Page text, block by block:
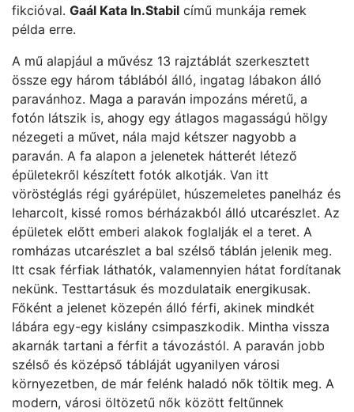
fikcióval. Gaál Kata In.Stabil című munkája remek
példa erre.
A mű alapjául a művész 13 rajztáblát szerkesztett
össze egy három táblából álló, ingatag lábakon álló
paravánhoz. Maga a paraván impozáns méretű, a
fotón látszik is, ahogy egy átlagos magasságú hölgy
nézegeti a művet, nála majd kétszer nagyobb a
paraván. A fa alapon a jelenetek hátterét létező
épületekről készített fotók alkotják. Van itt
vöröstéglás régi gyárépület, húszemeletes panelház és
leharcolt, kissé romos bérházakból álló utcarészlet. Az
épületek előtt emberi alakok foglalják el a teret. A
romházas utcarészlet a bal szélső táblán jelenik meg.
Itt csak férfiak láthatók, valamennyien hátat fordítanak
nekünk. Testtartásuk és mozdulataik energikusak.
Főként a jelenet közepén álló férfi, akinek mindkét
lábára egy-egy kislány csimpaszkodik. Mintha vissza
akarnák tartani a férfit a távozástól. A paraván jobb
szélső és középső tábláját ugyanilyen városi
környezetben, de már felénk haladó nők töltik meg. A
modern, városi öltözetű nők között feltűnnek